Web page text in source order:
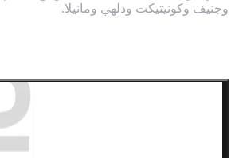
وجنيف وكونيتيكت ودلهي ومانيلا.